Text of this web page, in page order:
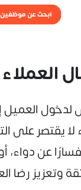
لدخول
لا يقتصر على
عن دواء،
وتعزيز رضا